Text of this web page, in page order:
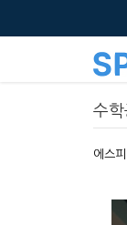
수
에스